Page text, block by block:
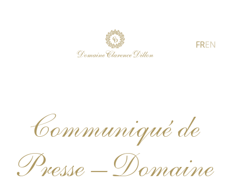
FREN
Communiqué de
Presse – Domaine